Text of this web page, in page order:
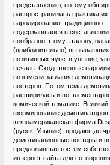
представлению, потому
распространилась практика их
пародирования, традиционно
содержавшаяся в составлении
сообразно этому эталону,
(приблизительно)
позитивных чувств уныние,
печаль. Сходственные
возымели заглавие
постеров. Потом тема
расширилась и по
комической тематике. Великий
формирование демотиваторов
южноамериканская фирма
(русск. Уныние), продающая
демотивационные постеры и
предложившая гостям
интернет-сайта для